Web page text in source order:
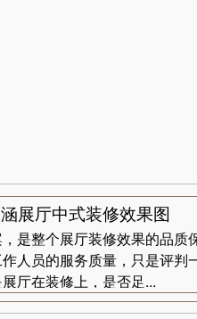
展厅中式装修效果图
是整个展厅装修效果的品质
人员的服务质量，只是评判
厅在装修上，是否足...